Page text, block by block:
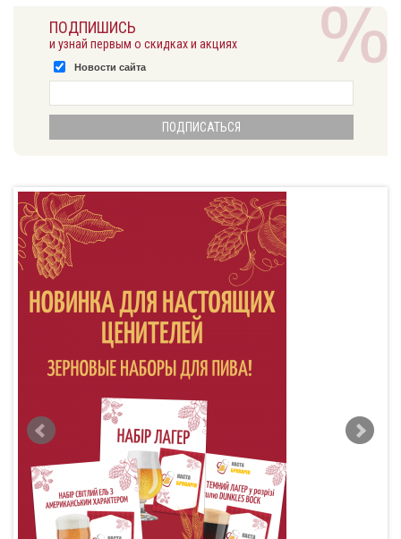
ПОДПИШИСЬ
и узнай первым о скидках и акциях
Новости сайта